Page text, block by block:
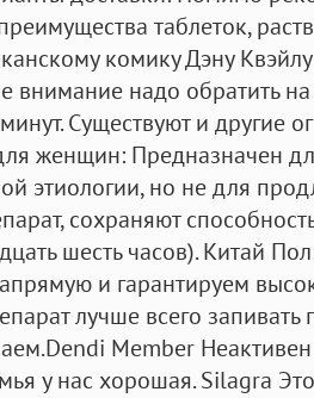
таблеток,
комику Дэну
внимание надо обратить
Существуют и другие
женщин: Предназначен
этиологии, но не для
сохраняют
шесть часов). Китай
и гарантируем
лучше всего
Member Неактивен
у нас хорошая. Silagra